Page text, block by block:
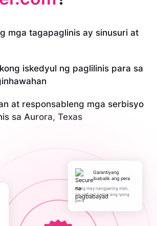
mga tagapaglinis ay sinusuri at
iskedyul ng paglilinis para sa
at responsableng mga serbisyo
sa Aurora, Texas
Garantiyang
ibabalik ang pera
Kung may nangyaring mali,
ire-refund namin ang iyong
pera